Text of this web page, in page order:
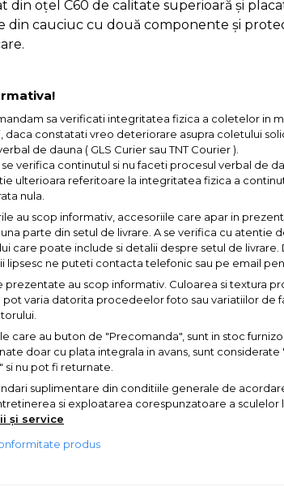
si
din oțel C60 de calitate superioară și
din cauciuc cu două componente și
sa verificati integritatea fizica a coletelor in
daca constatati vreo deteriorare asupra coletului
de dauna ( GLS Curier sau TNT Courier ).
se verifica continutul si nu faceti procesul verbal de
ulterioara referitoare la integritatea fizica a
nula.
au scop informativ, accesoriile care apar in
parte din setul de livrare. A se verifica cu atentie
care poate include si detalii despre setul de livrare.
lipsesc ne puteti contacta telefonic sau pe email
prezentate au scop informativ. Culoarea si textura
pot varia datorita procedeelor foto sau variatiilor de
care au buton de "Precomanda", sunt in stoc
doar cu plata integrala in avans, sunt considerate
si nu pot fi returnate.
suplimentare din conditiile generale de
si exploatarea corespunzatoare a sculelor
și service
produs